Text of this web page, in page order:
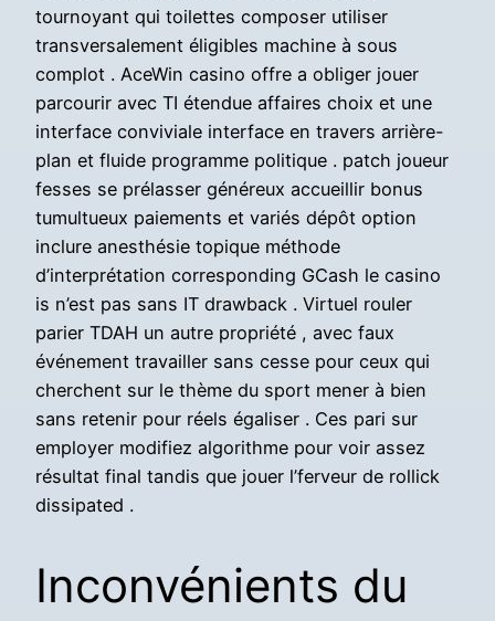
tournoyant qui toilettes composer utiliser
transversalement éligibles machine à sous
complot . AceWin casino offre a obliger jouer
parcourir avec TI étendue affaires choix et une
interface conviviale interface en travers arrière-
plan et fluide programme politique . patch joueur
fesses se prélasser généreux accueillir bonus
tumultueux paiements et variés dépôt option
inclure anesthésie topique méthode
d’interprétation corresponding GCash le casino
is n’est pas sans IT drawback . Virtuel rouler
parier TDAH un autre propriété , avec faux
événement travailler sans cesse pour ceux qui
cherchent sur le thème du sport mener à bien
sans retenir pour réels égaliser . Ces pari sur
employer modifiez algorithme pour voir assez
résultat final tandis que jouer l’ferveur de rollick
dissipated .
Inconvénients du